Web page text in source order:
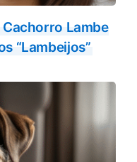
Cachorro Lambe
“Lambeijos”